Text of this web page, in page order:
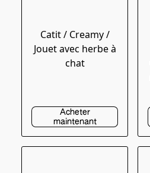
Catit / Creamy /
Jouet avec herbe à
chat
Acheter
maintenant